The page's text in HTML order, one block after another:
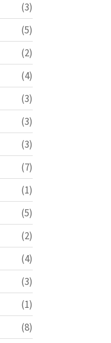
(3)
(5)
(2)
(4)
(3)
(3)
(3)
(7)
(1)
(5)
(2)
(4)
(3)
(1)
(8)